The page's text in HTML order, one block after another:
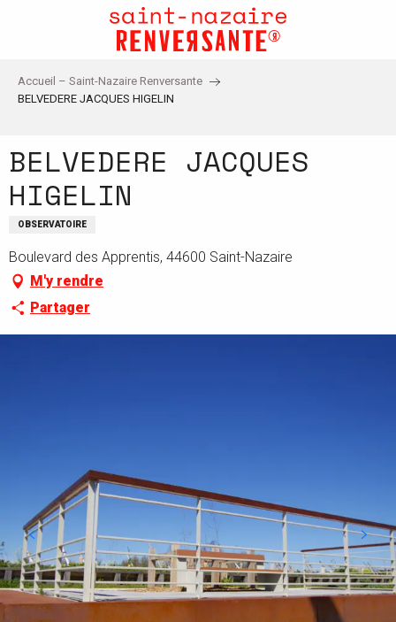
principal
Accueil – Saint-Nazaire Renversante
BELVEDERE JACQUES HIGELIN
BELVEDERE JACQUES
HIGELIN
OBSERVATOIRE
Boulevard des Apprentis, 44600 Saint-Nazaire
M'y rendre
Partager